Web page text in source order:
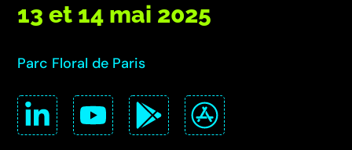
13 et 14 mai 2025
Parc Floral de Paris